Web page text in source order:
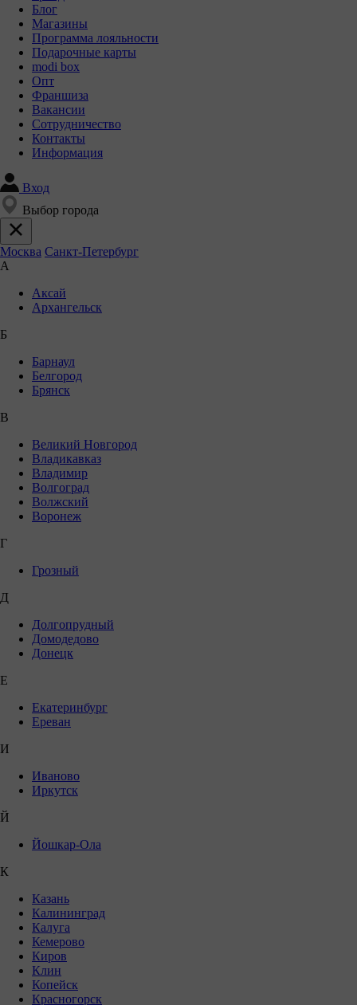
Блог
Магазины
Программа лояльности
Подарочные карты
modi box
Опт
Франшиза
Вакансии
Сотрудничество
Контакты
Информация
Вход
Выбор города
Москва Санкт-Петербург
А
Аксай
Архангельск
Б
Барнаул
Белгород
Брянск
В
Великий Новгород
Владикавказ
Владимир
Волгоград
Волжский
Воронеж
Г
Грозный
Д
Долгопрудный
Домодедово
Донецк
Е
Екатеринбург
Ереван
И
Иваново
Иркутск
Й
Йошкар-Ола
К
Казань
Калининград
Калуга
Кемерово
Киров
Клин
Копейск
Красногорск